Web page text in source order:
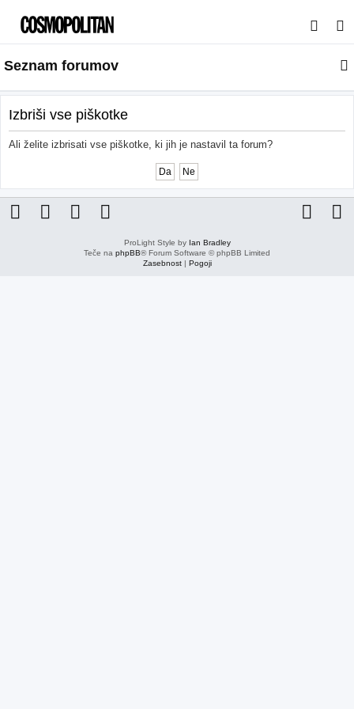
s
a
j
Seznam forumov
Izbriši vse piškotke
Ali želite izbrisati vse piškotke, ki jih je nastavil ta forum?
ProLight Style by Ian Bradley
Teče na phpBB® Forum Software © phpBB Limited
Zasebnost| Pogoji